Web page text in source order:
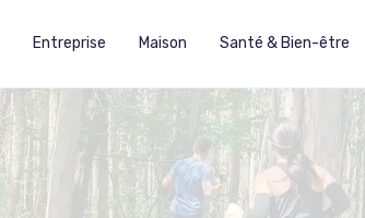
Entreprise Maison Santé & Bien-être